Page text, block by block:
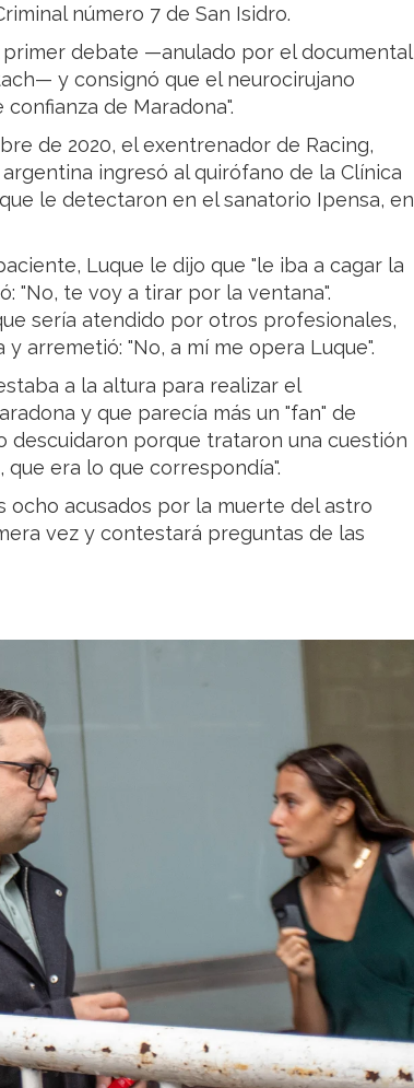
número 7 de San Isidro.
debate —anulado por el documental
y consignó que el neurocirujano
de Maradona".
de 2020, el exentrenador de Racing,
ingresó al quirófano de la Clínica
le detectaron en el sanatorio Ipensa, en
Luque le dijo que "le iba a cagar la
"No, te voy a tirar por la ventana".
sería atendido por otros profesionales,
arremetió: "No, a mí me opera Luque".
a la altura para realizar el
y que parecía más un "fan" de
descuidaron porque trataron una cuestión
era lo que correspondía".
acusados por la muerte del astro
vez y contestará preguntas de las